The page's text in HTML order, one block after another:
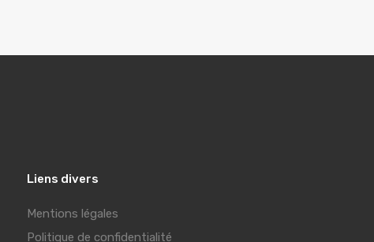
Liens divers
Mentions légales
Politique de confidentialité